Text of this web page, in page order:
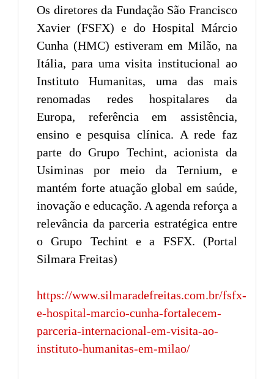
Os diretores da Fundação São Francisco
Xavier (FSFX) e do Hospital Márcio
Cunha (HMC) estiveram em Milão, na
Itália, para uma visita institucional ao
Instituto Humanitas, uma das mais
renomadas redes hospitalares da
Europa, referência em assistência,
ensino e pesquisa clínica. A rede faz
parte do Grupo Techint, acionista da
Usiminas por meio da Ternium, e
mantém forte atuação global em saúde,
inovação e educação. A agenda reforça a
relevância da parceria estratégica entre
o Grupo Techint e a FSFX. (Portal
Silmara Freitas)
https://www.silmaradefreitas.com.br/fsfx-
e-hospital-marcio-cunha-fortalecem-
parceria-internacional-em-visita-ao-
instituto-humanitas-em-milao/